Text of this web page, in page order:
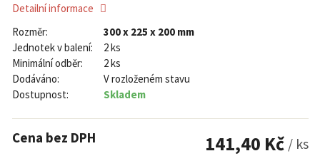
Detailní informace
Rozměr:
300 x 225 x 200 mm
Jednotek v balení:
2 ks
Minimální odběr:
2 ks
Dodáváno:
V rozloženém stavu
Dostupnost:
Skladem
/ ks
141,40 Kč
Cena bez DPH